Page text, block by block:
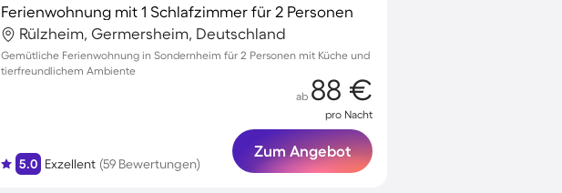
Ferienwohnung mit 1 Schlafzimmer für 2 Personen
Rülzheim, Germersheim, Deutschland
Gemütliche Ferienwohnung in Sondernheim für 2 Personen mit Küche und
tierfreundlichem Ambiente
5.0 Exzellent (59 Bewertungen)
ab 88 €
pro Nacht
Zum Angebot